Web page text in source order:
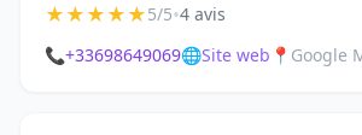
★★★★★5/5•4 avis
📞+33698649069🌐Site web 📍 Google